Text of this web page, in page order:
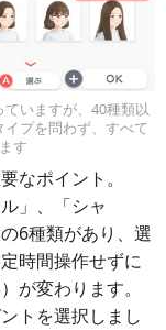
いますが、40種類以
イプを問わず、すべて
す
なポイント。
」、「シャ
6種類があり、選
時間操作せずに
が変わります。
トを選択しまし